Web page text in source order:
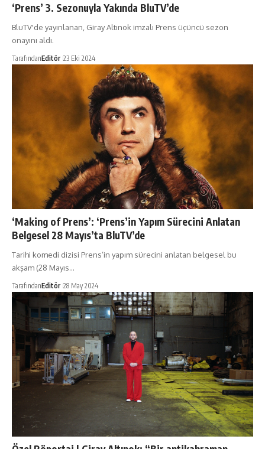
‘Prens’ 3. Sezonuyla Yakında BluTV’de
BluTV'de yayınlanan, Giray Altınok imzalı Prens üçüncü sezon
onayını aldı.
TarafındanEditör 23 Eki 2024
‘Making of Prens’: ‘Prens’in Yapım Sürecini Anlatan
Belgesel 28 Mayıs’ta BluTV’de
Tarihi komedi dizisi Prens’in yapım sürecini anlatan belgesel bu
akşam (28 Mayıs…
TarafındanEditör 28 May 2024